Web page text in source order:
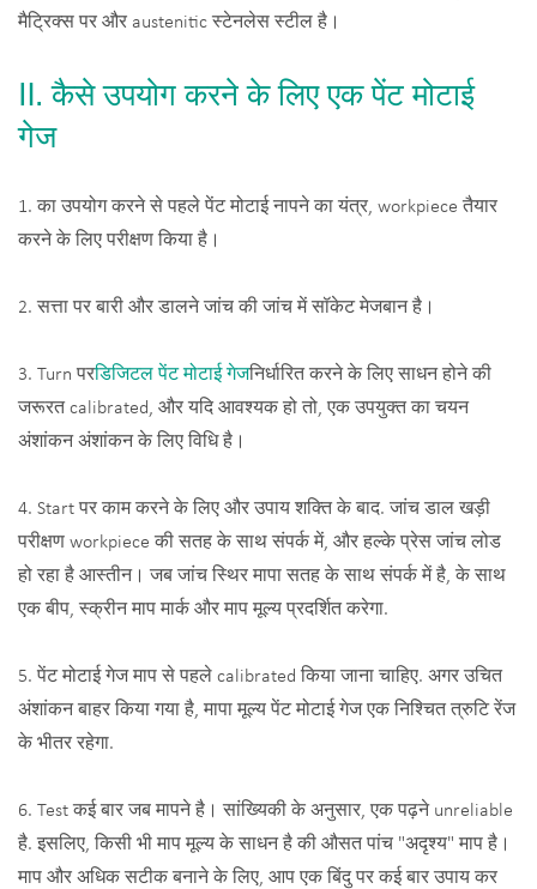
मैट्रिक्स पर और austenitic स्टेनलेस स्टील है।
Ⅱ. कैसे उपयोग करने के लिए एक पेंट मोटाई
गेज
1. का उपयोग करने से पहले पेंट मोटाई नापने का यंत्र, workpiece तैयार
करने के लिए परीक्षण किया है।
2. सत्ता पर बारी और डालने जांच की जांच में सॉकेट मेजबान है।
3. Turn परडिजिटल पेंट मोटाई गेजनिर्धारित करने के लिए साधन होने की
जरूरत calibrated, और यदि आवश्यक हो तो, एक उपयुक्त का चयन
अंशांकन अंशांकन के लिए विधि है।
4. Start पर काम करने के लिए और उपाय शक्ति के बाद. जांच डाल खड़ी
परीक्षण workpiece की सतह के साथ संपर्क में, और हल्के प्रेस जांच लोड
हो रहा है आस्तीन। जब जांच स्थिर मापा सतह के साथ संपर्क में है, के साथ
एक बीप, स्क्रीन माप मार्क और माप मूल्य प्रदर्शित करेगा.
5. पेंट मोटाई गेज माप से पहले calibrated किया जाना चाहिए. अगर उचित
अंशांकन बाहर किया गया है, मापा मूल्य पेंट मोटाई गेज एक निश्चित त्रुटि रेंज
के भीतर रहेगा.
6. Test कई बार जब मापने है। सांख्यिकी के अनुसार, एक पढ़ने unreliable
है. इसलिए, किसी भी माप मूल्य के साधन है की औसत पांच "अदृश्य" माप है।
माप और अधिक सटीक बनाने के लिए, आप एक बिंदु पर कई बार उपाय कर